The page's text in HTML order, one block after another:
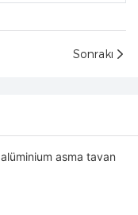
Sonrakı
asma tavan